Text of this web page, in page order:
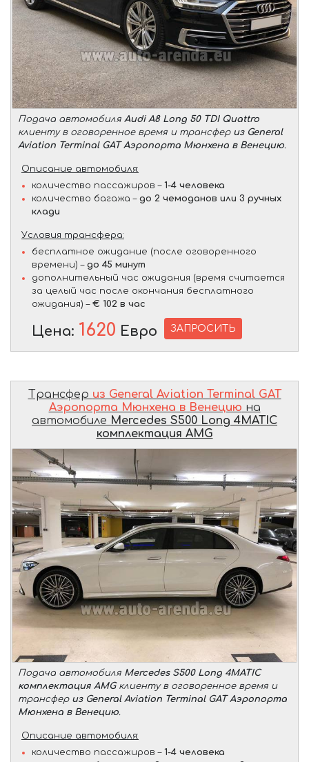
Подача автомобиля Audi A8 Long 50 TDI Quattro
клиенту в оговоренное время и трансфер из General
Aviation Terminal GAT Аэропорта Мюнхена в Венецию.
Описание автомобиля:
количество пассажиров – 1-4 человека
количество багажа – до 2 чемоданов или 3 ручных
клади
Условия трансфера:
бесплатное ожидание (после оговоренного
времени) – до 45 минут
дополнительный час ожидания (время считается
за целый час после окончания бесплатного
ожидания) – € 102 в час
Цена: 1620 Евро ЗАПРОСИТЬ
Трансфер из General Aviation Terminal GAT
Аэропорта Мюнхена в Венецию на
автомобиле Mercedes S500 Long 4MATIC
комплектация AMG
Подача автомобиля Mercedes S500 Long 4MATIC
комплектация AMGклиенту в оговоренное время и
трансфер из General Aviation Terminal GAT Аэропорта
Мюнхена в Венецию.
Описание автомобиля:
количество пассажиров – 1-4 человека